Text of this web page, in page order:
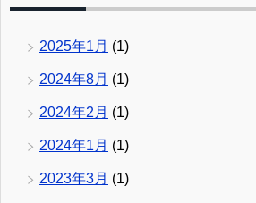
2025年1月 (1)
2024年8月 (1)
2024年2月 (1)
2024年1月 (1)
2023年3月 (1)